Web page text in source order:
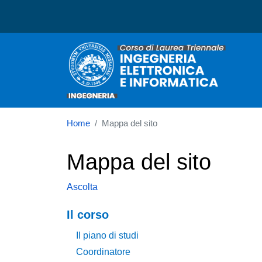
Corso di laurea in
Home Mappa del sito
Mappa del sito
Ascolta
Navigazione principale
Il corso
Il piano di studi
Coordinatore